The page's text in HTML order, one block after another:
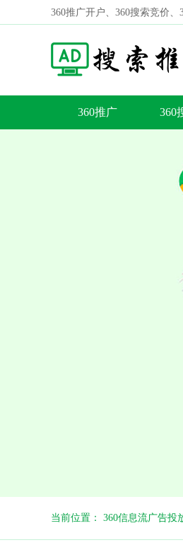
360推广开户、360搜索竞价
360推广 360
当前位置： 360信息流广告投